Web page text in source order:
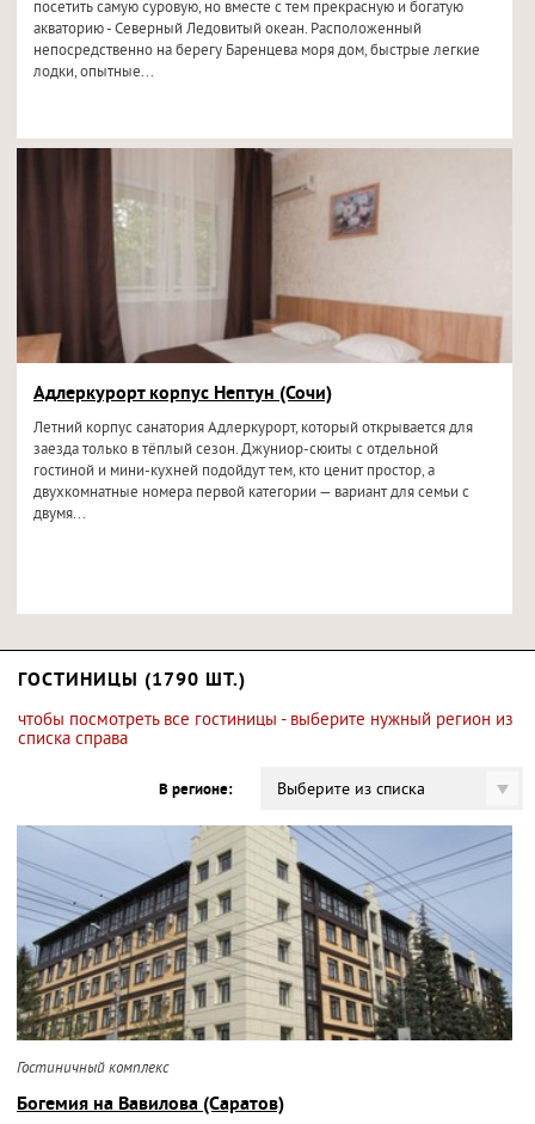
посетить самую суровую, но вместе с тем прекрасную и богатую
акваторию - Северный Ледовитый океан. Расположенный
непосредственно на берегу Баренцева моря дом, быстрые легкие
лодки, опытные...
Адлеркурорт корпус Нептун (Сочи)
Летний корпус санатория Адлеркурорт, который открывается для
заезда только в тёплый сезон. Джуниор-сюиты с отдельной
гостиной и мини-кухней подойдут тем, кто ценит простор, а
двухкомнатные номера первой категории — вариант для семьи с
двумя...
ГОСТИНИЦЫ (1790 ШТ.)
чтобы посмотреть все гостиницы - выберите нужный регион из
списка справа
В регионе: Выберите из списка
Гостиничный комплекс
Богемия на Вавилова (Саратов)